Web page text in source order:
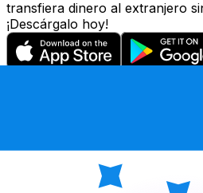
transfiera dinero al extranjero
¡Descárgalo hoy!